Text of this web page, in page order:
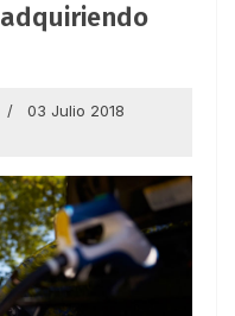
adquiriendo
03 Julio 2018